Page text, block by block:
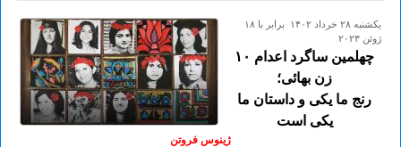
يكشنبه ۲۸ خرداد ۱۴۰۲ برابر با ۱۸
ژوئن ۲۰۲۳
چهلمین ساگرد اعدام ۱۰
زن بهائی؛
رنج ما یکی و داستان ما
یکی است
ژینوس فروتن